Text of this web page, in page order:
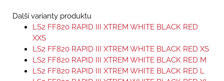
Další varianty produktu
LS2 FF820 RAPID III XTREM WHITE BLACK RED
XXS
LS2 FF820 RAPID III XTREM WHITE BLACK RED XS
LS2 FF820 RAPID III XTREM WHITE BLACK RED M
LS2 FF820 RAPID III XTREM WHITE BLACK RED L